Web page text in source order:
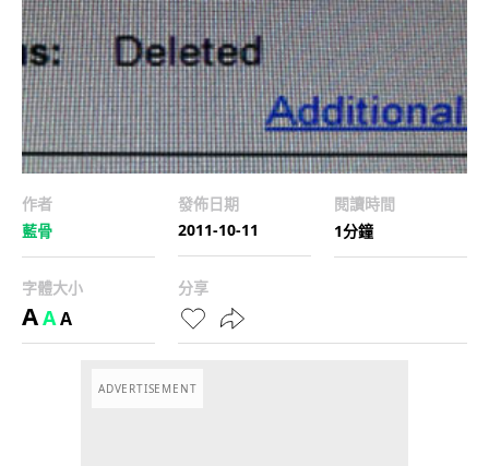
作者
藍骨
發佈日期
2011-10-11
閱讀時間
1分鐘
字體大小
AAA
分享
ADVERTISEMENT